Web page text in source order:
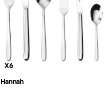
X6
Hannah